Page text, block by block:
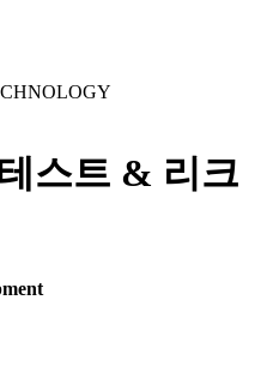
스트 & 리크